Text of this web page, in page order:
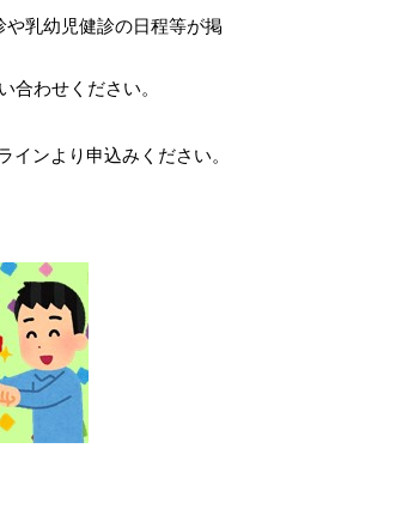
乳幼児健診の日程等が掲
わせください。
ンより申込みください。